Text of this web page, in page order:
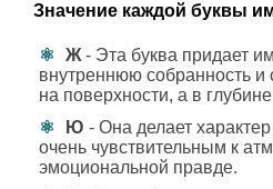
Значение каждой буквы
Ж - Эта буква придает
внутреннюю собранность и
на поверхности, а в
Ю - Она делает
очень чувствительным к
эмоциональной правде.